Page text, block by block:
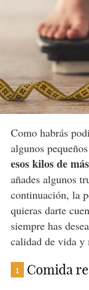
Como habrás
algunos
esos kilos de
añades algunos
continuación, la
quieras darte
siempre has
calidad de vida y
1 Comida